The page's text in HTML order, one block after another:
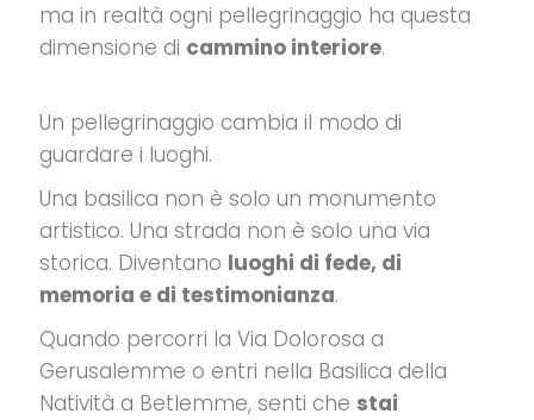
ma in realtà ogni pellegrinaggio ha questa
dimensione di cammino interiore.
Un pellegrinaggio cambia il modo di
guardare i luoghi.
Una basilica non è solo un monumento
artistico. Una strada non è solo una via
storica. Diventano luoghi di fede, di
memoria e di testimonianza.
Quando percorri la Via Dolorosa a
Gerusalemme o entri nella Basilica della
Natività a Betlemme, senti che stai